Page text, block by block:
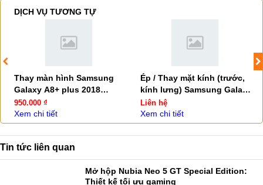
DỊCH VỤ TƯƠNG TỰ
Thay màn hình Samsung
Galaxy A8+ plus 2018
(A730), A800 | Lite | Star
950.000 ₫
Xem chi tiết
Ép / Thay mặt kính (trước,
kính lưng) Samsung Galaxy
A8 2018 - 16 | Lite | Star |
Plus
Liên hệ
Xem chi tiết
Tin tức liên quan
Mở hộp Nubia Neo 5 GT Special Edition:
Thiết kế tối ưu gaming